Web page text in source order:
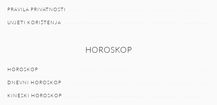
PRAVILA PRIVATNOSTI
UVJETI KORIŠTENJA
HOROSKOP
HOROSKOP
DNEVNI HOROSKOP
KINESKI HOROSKOP